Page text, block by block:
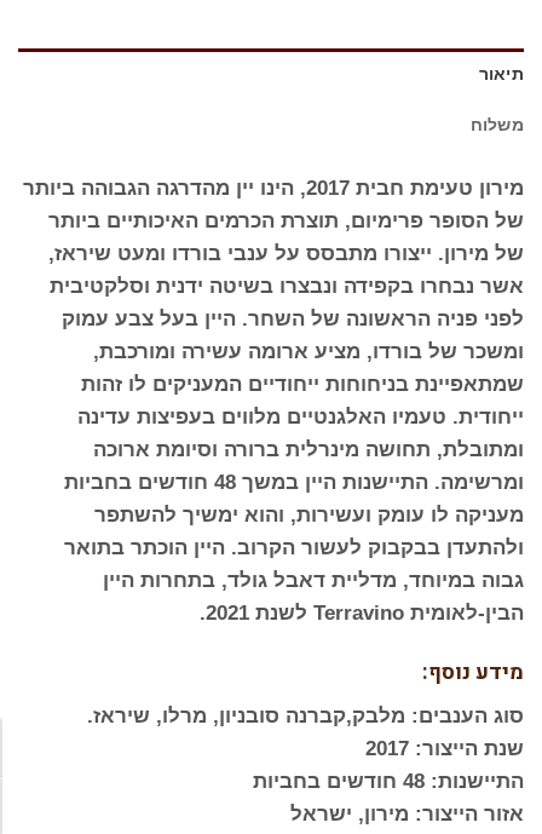
תיאור
משלוח
מירון טעימת חבית 2017, הינו יין מהדרגה הגבוהה ביותר
של הסופר פרימיום, תוצרת הכרמים האיכותיים ביותר
של מירון. ייצורו מתבסס על ענבי בורדו ומעט שיראז,
אשר נבחרו בקפידה ונבצרו בשיטה ידנית וסלקטיבית
לפני פניה הראשונה של השחר. היין בעל צבע עמוק
ומשכר של בורדו, מציע ארומה עשירה ומורכבת,
שמתאפיינת בניחוחות ייחודיים המעניקים לו זהות
ייחודית. טעמיו האלגנטיים מלווים בעפיצות עדינה
ומתובלת, תחושה מינרלית ברורה וסיומת ארוכה
ומרשימה. התיישנות היין במשך 48 חודשים בחביות
מעניקה לו עומק ועשירות, והוא ימשיך להשתפר
ולהתעדן בבקבוק לעשור הקרוב. היין הוכתר בתואר
גבוה במיוחד, מדליית דאבל גולד, בתחרות היין
הבין-לאומית Terravino לשנת 2021.
מידע נוסף:
סוג הענבים: מלבק,קברנה סובניון, מרלו, שיראז.
שנת הייצור: 2017
התיישנות: 48 חודשים בחביות
אזור הייצור: מירון, ישראל